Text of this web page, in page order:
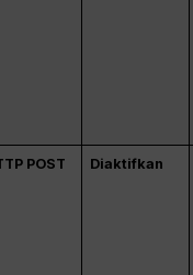
POST Diaktifkan